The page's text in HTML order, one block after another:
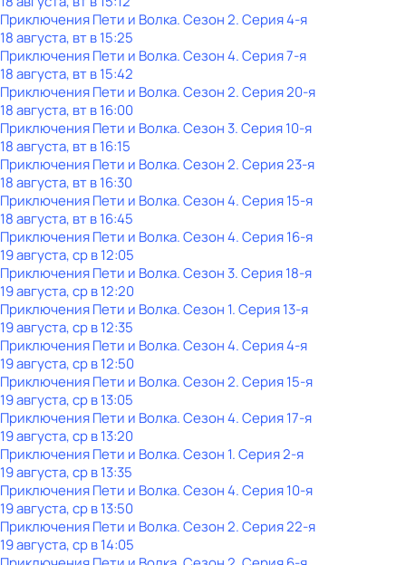
Приключения Пети и Волка. Сезон 2. Серия 4-я
18 августа, вт в 15:25
Приключения Пети и Волка. Сезон 4. Серия 7-я
18 августа, вт в 15:42
Приключения Пети и Волка. Сезон 2. Серия 20-я
18 августа, вт в 16:00
Приключения Пети и Волка. Сезон 3. Серия 10-я
18 августа, вт в 16:15
Приключения Пети и Волка. Сезон 2. Серия 23-я
18 августа, вт в 16:30
Приключения Пети и Волка. Сезон 4. Серия 15-я
18 августа, вт в 16:45
Приключения Пети и Волка. Сезон 4. Серия 16-я
19 августа, ср в 12:05
Приключения Пети и Волка. Сезон 3. Серия 18-я
19 августа, ср в 12:20
Приключения Пети и Волка. Сезон 1. Серия 13-я
19 августа, ср в 12:35
Приключения Пети и Волка. Сезон 4. Серия 4-я
19 августа, ср в 12:50
Приключения Пети и Волка. Сезон 2. Серия 15-я
19 августа, ср в 13:05
Приключения Пети и Волка. Сезон 4. Серия 17-я
19 августа, ср в 13:20
Приключения Пети и Волка. Сезон 1. Серия 2-я
19 августа, ср в 13:35
Приключения Пети и Волка. Сезон 4. Серия 10-я
19 августа, ср в 13:50
Приключения Пети и Волка. Сезон 2. Серия 22-я
19 августа, ср в 14:05